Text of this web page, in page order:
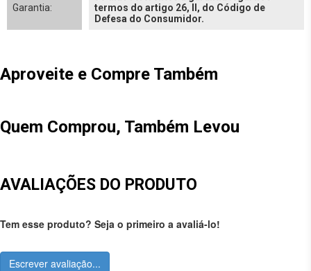
Garantia:
termos do artigo 26, II, do Código de
Defesa do Consumidor.
Aproveite e Compre Também
Quem Comprou, Também Levou
AVALIAÇÕES DO PRODUTO
Tem esse produto? Seja o primeiro a avaliá-lo!
Escrever avaliação...